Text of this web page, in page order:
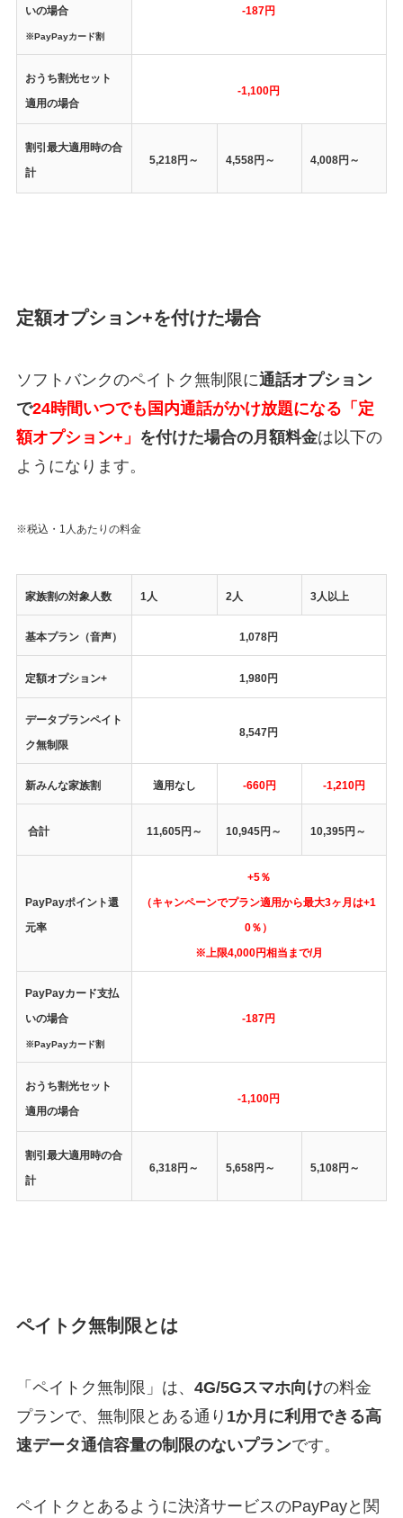
いの場合
※PayPayカード割
-187円
おうち割光セット
適用の場合
-1,100円
割引最大適用時の合
計
5,218円～ 4,558円～ 4,008円～
定額オプション+を付けた場合
ソフトバンクのペイトク無制限に通話オプション
で24時間いつでも国内通話がかけ放題になる「定
額オプション+」 を付けた場合の月額料金は以下の
ようになります。
※税込・1人あたりの料金
家族割の対象人数 1人 2人 3人以上
基本プラン（音声） 1,078円
定額オプション+ 1,980円
データプランペイト
ク無制限
8,547円
新みんな家族割 適用なし -660円 -1,210円
合計 11,605円～ 10,945円 ～ 10,395円 ～
PayPayポイント還
元率
+5％
（キャンペーンでプラン適用から最大3ヶ月は+1
0％）
※上限4,000円相当まで/月
PayPayカード支払
いの場合
※PayPayカード割
-187円
おうち割光セット
適用の場合
-1,100円
割引最大適用時の合
計
6,318円～ 5,658円～ 5,108円～
ペイトク無制限とは
「ペイトク無制限」は、 4G/5Gスマホ向けの料金
プランで、無制限とある通り 1か月に利用できる高
速データ通信容量の制限のないプランです。
ペイトクとあるように決済サービスのPayPayと関